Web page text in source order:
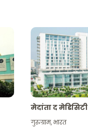
मेदांता द मेडिसिटी
गुरुग्राम,भारत